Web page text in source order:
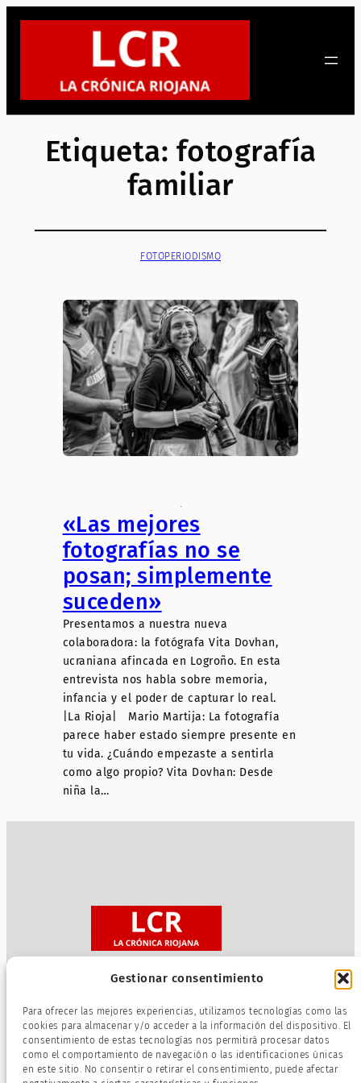
Gestionar consentimiento
Para ofrecer las mejores experiencias, utilizamos tecnologías como las
cookies para almacenar y/o acceder a la información del dispositivo. El
consentimiento de estas tecnologías nos permitirá procesar datos
como el comportamiento de navegación o las identificaciones únicas
en este sitio. No consentir o retirar el consentimiento, puede afectar
Saltar
Etiqueta: fotografía
familiar
FOTOPERIODISMO
.
«Las mejores
fotografías no se
posan; simplemente
suceden»
Presentamos a nuestra nueva
colaboradora: la fotógrafa Vita Dovhan,
ucraniana afincada en Logroño. En esta
entrevista nos habla sobre memoria,
infancia y el poder de capturar lo real.
|La Rioja| Mario Martija: La fotografía
parece haber estado siempre presente en
tu vida. ¿Cuándo empezaste a sentirla
como algo propio? Vita Dovhan: Desde
niña la…
Política de privacidad
Términos de servicio
Política de cookies